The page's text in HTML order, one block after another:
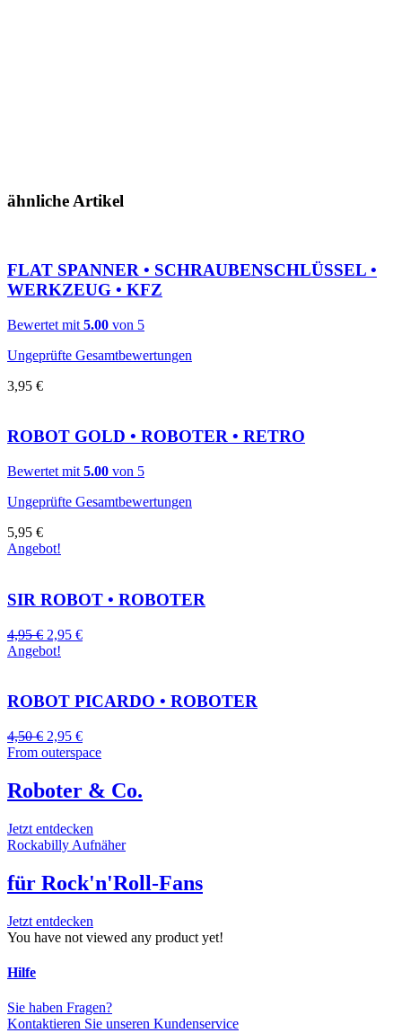
ähnliche Artikel
FLAT SPANNER • SCHRAUBENSCHLÜSSEL •
WERKZEUG • KFZ
Bewertet mit 5.00 von 5
Ungeprüfte Gesamtbewertungen
3,95 €
ROBOT GOLD • ROBOTER • RETRO
Bewertet mit 5.00 von 5
Ungeprüfte Gesamtbewertungen
5,95 €
Angebot!
SIR ROBOT • ROBOTER
4,95€ 2,95 €
Angebot!
ROBOT PICARDO • ROBOTER
4,50€ 2,95 €
From outerspace
Roboter & Co.
Jetzt entdecken
Rockabilly Aufnäher
für Rock'n'Roll-Fans
Jetzt entdecken
You have not viewed any product yet!
Hilfe
Sie haben Fragen?
Kontaktieren Sie unseren Kundenservice